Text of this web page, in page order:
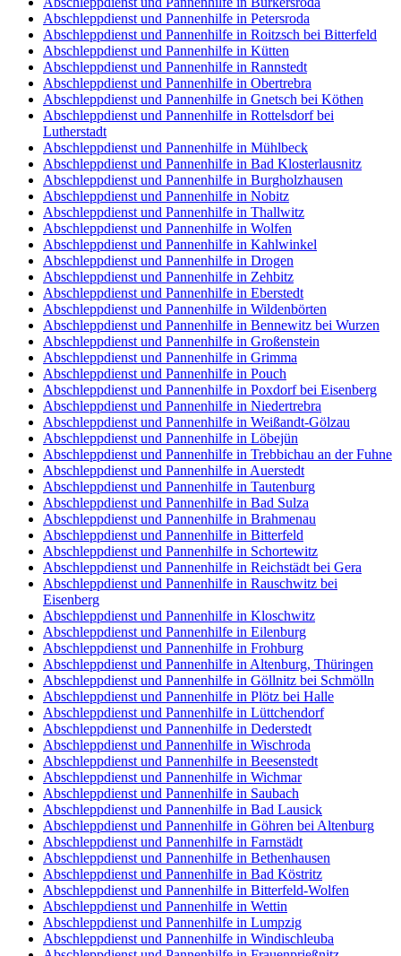
Abschleppdienst und Pannenhilfe in Petersroda
Abschleppdienst und Pannenhilfe in Roitzsch bei Bitterfeld
Abschleppdienst und Pannenhilfe in Kütten
Abschleppdienst und Pannenhilfe in Rannstedt
Abschleppdienst und Pannenhilfe in Obertrebra
Abschleppdienst und Pannenhilfe in Gnetsch bei Köthen
Abschleppdienst und Pannenhilfe in Rottelsdorf bei
Lutherstadt
Abschleppdienst und Pannenhilfe in Mühlbeck
Abschleppdienst und Pannenhilfe in Bad Klosterlausnitz
Abschleppdienst und Pannenhilfe in Burgholzhausen
Abschleppdienst und Pannenhilfe in Nobitz
Abschleppdienst und Pannenhilfe in Thallwitz
Abschleppdienst und Pannenhilfe in Wolfen
Abschleppdienst und Pannenhilfe in Kahlwinkel
Abschleppdienst und Pannenhilfe in Drogen
Abschleppdienst und Pannenhilfe in Zehbitz
Abschleppdienst und Pannenhilfe in Eberstedt
Abschleppdienst und Pannenhilfe in Wildenbörten
Abschleppdienst und Pannenhilfe in Bennewitz bei Wurzen
Abschleppdienst und Pannenhilfe in Großenstein
Abschleppdienst und Pannenhilfe in Grimma
Abschleppdienst und Pannenhilfe in Pouch
Abschleppdienst und Pannenhilfe in Poxdorf bei Eisenberg
Abschleppdienst und Pannenhilfe in Niedertrebra
Abschleppdienst und Pannenhilfe in Weißandt-Gölzau
Abschleppdienst und Pannenhilfe in Löbejün
Abschleppdienst und Pannenhilfe in Trebbichau an der Fuhne
Abschleppdienst und Pannenhilfe in Auerstedt
Abschleppdienst und Pannenhilfe in Tautenburg
Abschleppdienst und Pannenhilfe in Bad Sulza
Abschleppdienst und Pannenhilfe in Brahmenau
Abschleppdienst und Pannenhilfe in Bitterfeld
Abschleppdienst und Pannenhilfe in Schortewitz
Abschleppdienst und Pannenhilfe in Reichstädt bei Gera
Abschleppdienst und Pannenhilfe in Rauschwitz bei
Eisenberg
Abschleppdienst und Pannenhilfe in Kloschwitz
Abschleppdienst und Pannenhilfe in Eilenburg
Abschleppdienst und Pannenhilfe in Frohburg
Abschleppdienst und Pannenhilfe in Altenburg, Thüringen
Abschleppdienst und Pannenhilfe in Göllnitz bei Schmölln
Abschleppdienst und Pannenhilfe in Plötz bei Halle
Abschleppdienst und Pannenhilfe in Lüttchendorf
Abschleppdienst und Pannenhilfe in Dederstedt
Abschleppdienst und Pannenhilfe in Wischroda
Abschleppdienst und Pannenhilfe in Beesenstedt
Abschleppdienst und Pannenhilfe in Wichmar
Abschleppdienst und Pannenhilfe in Saubach
Abschleppdienst und Pannenhilfe in Bad Lausick
Abschleppdienst und Pannenhilfe in Göhren bei Altenburg
Abschleppdienst und Pannenhilfe in Farnstädt
Abschleppdienst und Pannenhilfe in Bethenhausen
Abschleppdienst und Pannenhilfe in Bad Köstritz
Abschleppdienst und Pannenhilfe in Bitterfeld-Wolfen
Abschleppdienst und Pannenhilfe in Wettin
Abschleppdienst und Pannenhilfe in Lumpzig
Abschleppdienst und Pannenhilfe in Windischleuba